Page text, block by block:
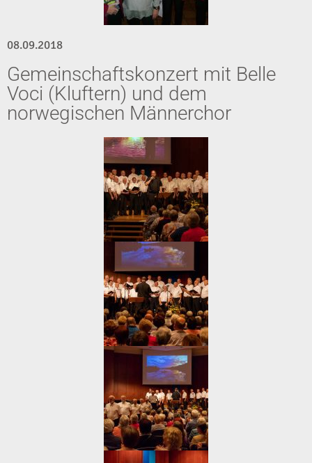
08.09.2018
Gemeinschaftskonzert mit Belle
Voci (Kluftern) und dem
norwegischen Männerchor